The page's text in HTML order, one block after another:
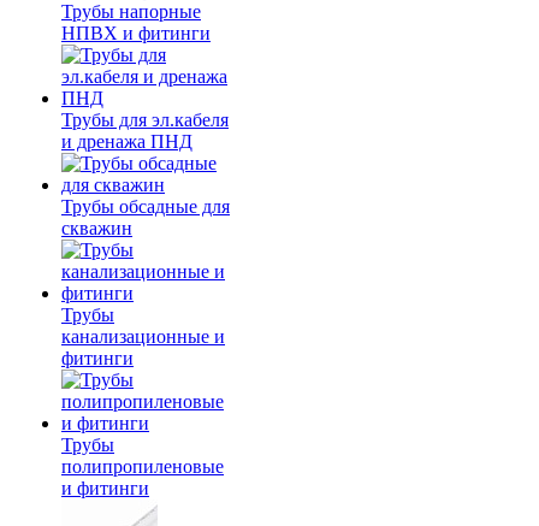
Трубы напорные
НПВХ и фитинги
Трубы для эл.кабеля
и дренажа ПНД
Трубы обсадные для
скважин
Трубы
канализационные и
фитинги
Трубы
полипропиленовые
и фитинги